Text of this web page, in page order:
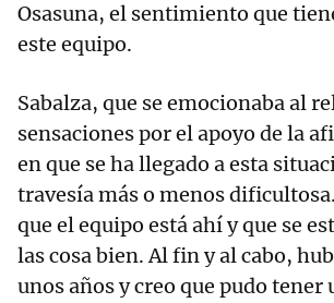
Osasuna, el sentimiento que
este equipo.
Sabalza, que se emocionaba al
sensaciones por el apoyo de la
en que se ha llegado a esta
travesía más o menos
que el equipo está ahí y que se
las cosa bien. Al fin y al cabo,
unos años y creo que pudo tener